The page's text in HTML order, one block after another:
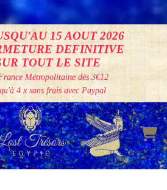
15 AOUT 2026
DEFINITIVE
TOUT LE SITE
Métropolitainedès 3€12
4 x sans frais avec Paypal